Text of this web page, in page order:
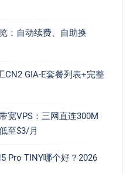
：自动续费、自助换
CN2 GIA-E套餐列表+完整
宽VPS：三网直连300M
至$3/月
Pro TINY哪个好？2026